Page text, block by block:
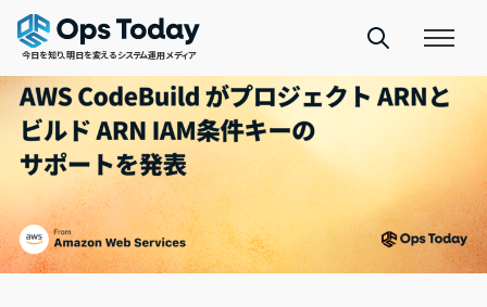
今日を知り、明日を変えるシステム運用メディア